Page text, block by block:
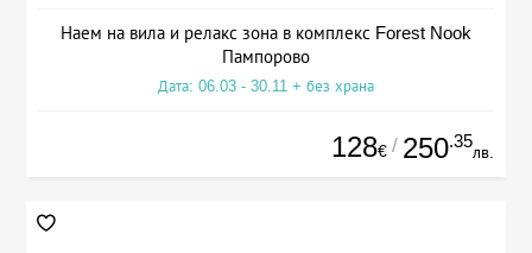
Наем на вила и релакс зона в комплекс Forest Nook
Пампорово
Дата: 06.03 - 30.11 + без храна
128€ / 250.35
лв.